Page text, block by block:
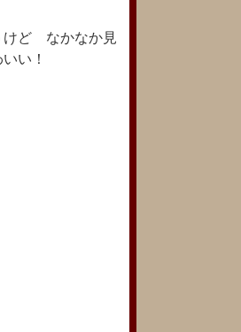
けど なかなか見
い！